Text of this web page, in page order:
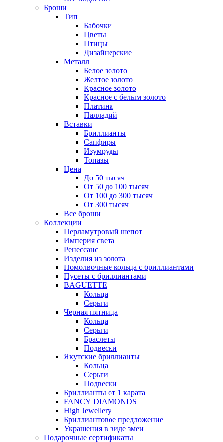
Броши
Тип
Бабочки
Цветы
Птицы
Дизайнерские
Металл
Белое золото
Желтое золото
Красное золото
Красное с белым золото
Платина
Палладий
Вставки
Бриллианты
Сапфиры
Изумруды
Топазы
Цена
До 50 тысяч
От 50 до 100 тысяч
От 100 до 300 тысяч
От 300 тысяч
Все броши
Коллекции
Перламутровый шепот
Империя света
Ренессанс
Изделия из золота
Помолвочные кольца с бриллиантами
Пусеты с бриллиантами
BAGUETTE
Кольца
Серьги
Черная пятница
Кольца
Серьги
Браслеты
Подвески
Якутские бриллианты
Кольца
Серьги
Подвески
Бриллианты от 1 карата
FANCY DIAMONDS
High Jewellery
Бриллиантовое предложение
Украшения в виде змеи
Подарочные сертификаты